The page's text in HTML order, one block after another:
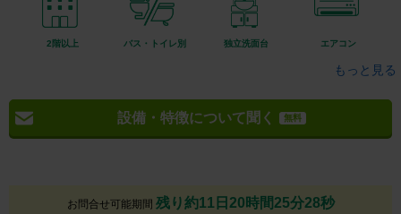
2階以上 バス・トイレ別 独立洗面台 エアコン
もっと見る
設備・特徴について聞く 無料
お問合せ可能期間 残り約11日20時間25分27秒